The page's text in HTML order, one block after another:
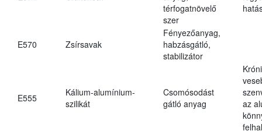
térfogatnövelő
szer
E570 Zsírsavak
Fényezőanyag,
habzásgátló,
stabilizátor
E555
Kálium-alumínium-
szilikát
Csomósodást
gátló anyag
az